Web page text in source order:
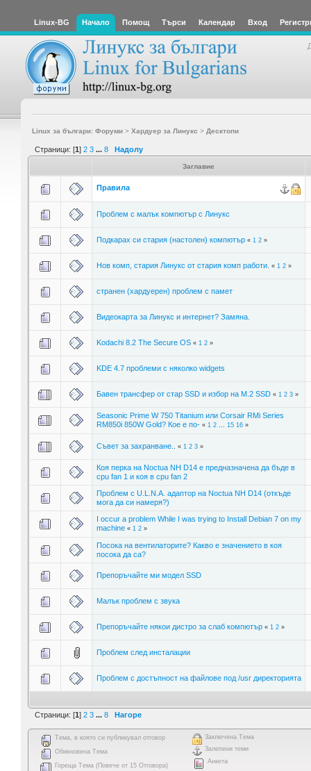
Linux-BG Начало Помощ Търси Календар Вход
Linux за българи: Форуми> Хардуер за Линукс > Десктопи
Страници: [1] 2 3 ... 8 Надолу
Заглавие
Правила
Проблем с малък компютър с Линукс
Подкарах си стария (настолен) компютър « 1 2»
Нов комп, стария Линукс от стария комп работи. « 1 2»
странен (хардуерен) проблем с памет
Видеокарта за Линукс и интернет? Замяна.
Kodachi 8.2 The Secure OS « 1 2»
KDE 4.7 проблеми с няколко widgets
Бавен трансфер от стар SSD и избор на М.2 SSD « 1 2 3»
Seasonic Prime W 750 Titanium или Corsair RMi Series
RM850i 850W Gold? Кое е по- « 1 2... 15 16»
Съвет за захранване.. « 1 2 3»
Коя перка на Noctua NH D14 e предназначена да бъде в
cpu fan 1 и коя в cpu fan 2
Проблем с U.L.N.A. адаптор на Noctua NH D14 (откъде
мога да си намеря?)
I occur a problem While I was trying to Install Debian 7 on my
machine « 1 2»
Посока на вентилаторите? Какво е значението в коя
посока да са?
Препоръчайте ми модел SSD
Малък проблем с звука
Препоръчайте някои дистро за слаб компютър « 1 2»
Проблем след инсталации
Проблем с достъпност на файлове под /usr директорията
Страници: [1] 2 3 ... 8 Нагоре
Тема, в която си публикувал отговор
Обикновена Тема
Гореща Тема (Повече от 15 Отговора)
Заключена Тема
Залепени теми
Анкета